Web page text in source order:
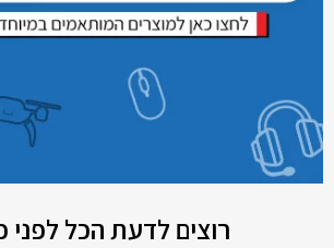
רוצים לדעת הכל לפני